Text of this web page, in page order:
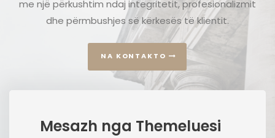
me një përkushtim ndaj integritetit, profesionalizmit
dhe përmbushjes së kërkesës të klientit.
NA KONTAKTO
Mesazh nga Themeluesi